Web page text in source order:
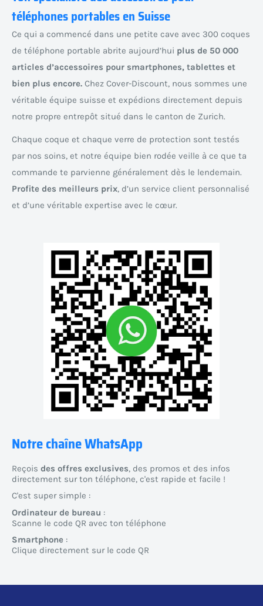
téléphones portables en Suisse
Ce qui a commencé dans une petite cave avec 300 coques
de téléphone portable abrite aujourd’hui plus de 50 000
articles d’accessoires pour smartphones, tablettes et
bien plus encore. Chez Cover-Discount, nous sommes une
véritable équipe suisse et expédions directement depuis
notre propre entrepôt situé dans le canton de Zurich.
Chaque coque et chaque verre de protection sont testés
par nos soins, et notre équipe bien rodée veille à ce que ta
commande te parvienne généralement dès le lendemain.
Profite des meilleurs prix, d’un service client personnalisé
et d’une véritable expertise avec le cœur.
Notre chaîne WhatsApp
Reçois des offres exclusives, des promos et des infos
directement sur ton téléphone, c'est rapide et facile !
C'est super simple :
Ordinateur de bureau :
Scanne le code QR avec ton téléphone
Smartphone :
Clique directement sur le code QR